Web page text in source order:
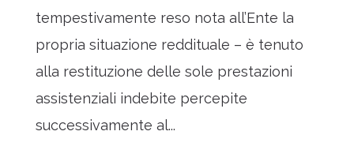
tempestivamente reso nota all’Ente la
propria situazione reddituale – è tenuto
alla restituzione delle sole prestazioni
assistenziali indebite percepite
successivamente al...